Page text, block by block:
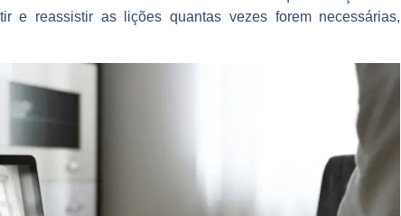
e reassistir as lições quantas vezes forem necessárias,